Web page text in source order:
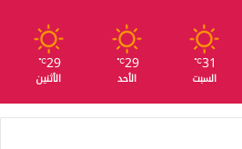
31
℃
السبت
29
℃
الأحد
29
℃
الأثنين